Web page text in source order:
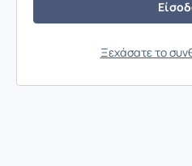
Ξεχάσατε το